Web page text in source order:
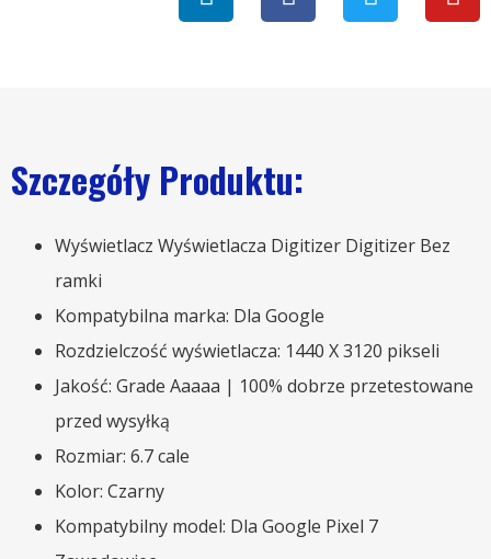
Szczegóły Produktu:
Wyświetlacz Wyświetlacza Digitizer Digitizer Bez
ramki
Kompatybilna marka: Dla Google
Rozdzielczość wyświetlacza: 1440 X 3120 pikseli
Jakość: Grade Aaaaa | 100% dobrze przetestowane
przed wysyłką
Rozmiar: 6.7 cale
Kolor: Czarny
Kompatybilny model: Dla Google Pixel 7